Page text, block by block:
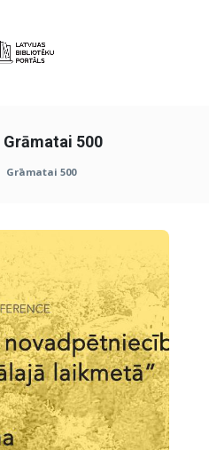
Grāmatai 500
Grāmatai 500